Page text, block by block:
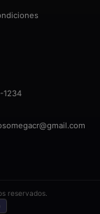
1234
reservados.